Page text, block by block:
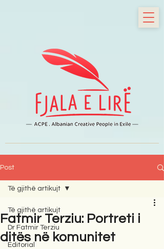
Post
Të gjithë artikujt
Dr Fatmir Terziu
Editorial
Të gjithë artikujt
Fatmir Terziu: Portreti i
ditës në komunitet